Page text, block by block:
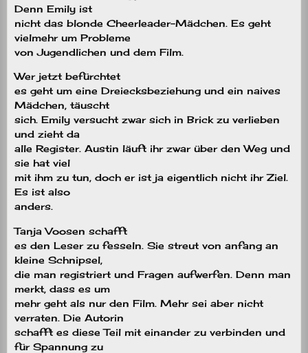
Denn Emily ist
nicht das blonde Cheerleader-Mädchen. Es geht
vielmehr um Probleme
von Jugendlichen und dem Film.
Wer jetzt befürchtet
es geht um eine Dreiecksbeziehung und ein naives
Mädchen, täuscht
sich. Emily versucht zwar sich in Brick zu verlieben
und zieht da
alle Register. Austin läuft ihr zwar über den Weg und
sie hat viel
mit ihm zu tun, doch er ist ja eigentlich nicht ihr Ziel.
Es ist also
anders.
Tanja Voosen schafft
es den Leser zu fesseln. Sie streut von anfang an
kleine Schnipsel,
die man registriert und Fragen aufwerfen. Denn man
merkt, dass es um
mehr geht als nur den Film. Mehr sei aber nicht
verraten. Die Autorin
schafft es diese Teil mit einander zu verbinden und
für Spannung zu